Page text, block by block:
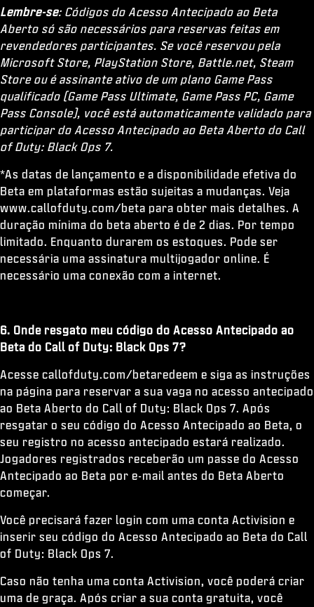
Lembre-se: Códigos do Acesso Antecipado ao Beta
Aberto só são necessários para reservas feitas em
revendedores participantes. Se você reservou pela
Microsoft Store, PlayStation Store, Battle.net, Steam
Store ou é assinante ativo de um plano Game Pass
qualificado (Game Pass Ultimate, Game Pass PC, Game
Pass Console), você está automaticamente validado para
participar do Acesso Antecipado ao Beta Aberto do Call
of Duty: Black Ops 7.
*As datas de lançamento e a disponibilidade efetiva do
Beta em plataformas estão sujeitas a mudanças. Veja
www.callofduty.com/beta para obter mais detalhes. A
duração mínima do beta aberto é de 2 dias. Por tempo
limitado. Enquanto durarem os estoques. Pode ser
necessária uma assinatura multijogador online. É
necessário uma conexão com a internet.
6. Onde resgato meu código do Acesso Antecipado ao
Beta do Call of Duty: Black Ops 7?
Acesse callofduty.com/betaredeem e siga as instruções
na página para reservar a sua vaga no acesso antecipado
ao Beta Aberto do Call of Duty: Black Ops 7. Após
resgatar o seu código do Acesso Antecipado ao Beta, o
seu registro no acesso antecipado estará realizado.
Jogadores registrados receberão um passe do Acesso
Antecipado ao Beta por e-mail antes do Beta Aberto
começar.
Você precisará fazer login com uma conta Activision e
inserir seu código do Acesso Antecipado ao Beta do Call
of Duty: Black Ops 7.
Caso não tenha uma conta Activision, você poderá criar
uma de graça. Após criar a sua conta gratuita, você